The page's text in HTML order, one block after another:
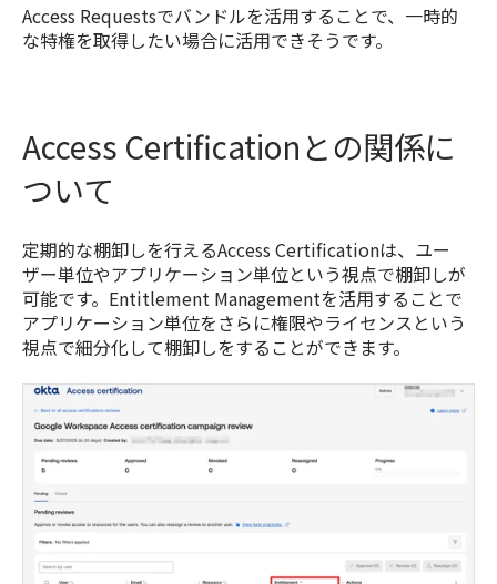
Access Requestsでバンドルを活用することで、一時的
な特権を取得したい場合に活用できそうです。
Access Certificationとの関係に
ついて
定期的な棚卸しを行えるAccess Certificationは、ユー
ザー単位やアプリケーション単位という視点で棚卸しが
可能です。Entitlement Managementを活用することで
アプリケーション単位をさらに権限やライセンスという
視点で細分化して棚卸しをすることができます。